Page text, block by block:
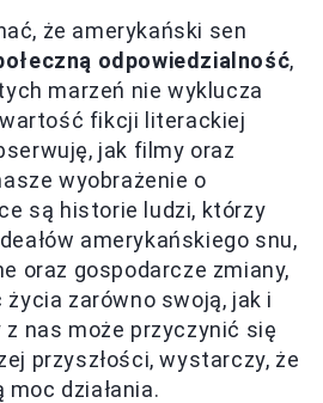
że amerykański sen
odpowiedzialność,
marzeń nie wyklucza
fikcji literackiej
jak filmy oraz
wyobrażenie o
są historie ludzi, którzy
amerykańskiego snu,
oraz gospodarcze zmiany,
zarówno swoją, jak i
z nas może przyczynić się
przyszłości, wystarczy, że
działania.